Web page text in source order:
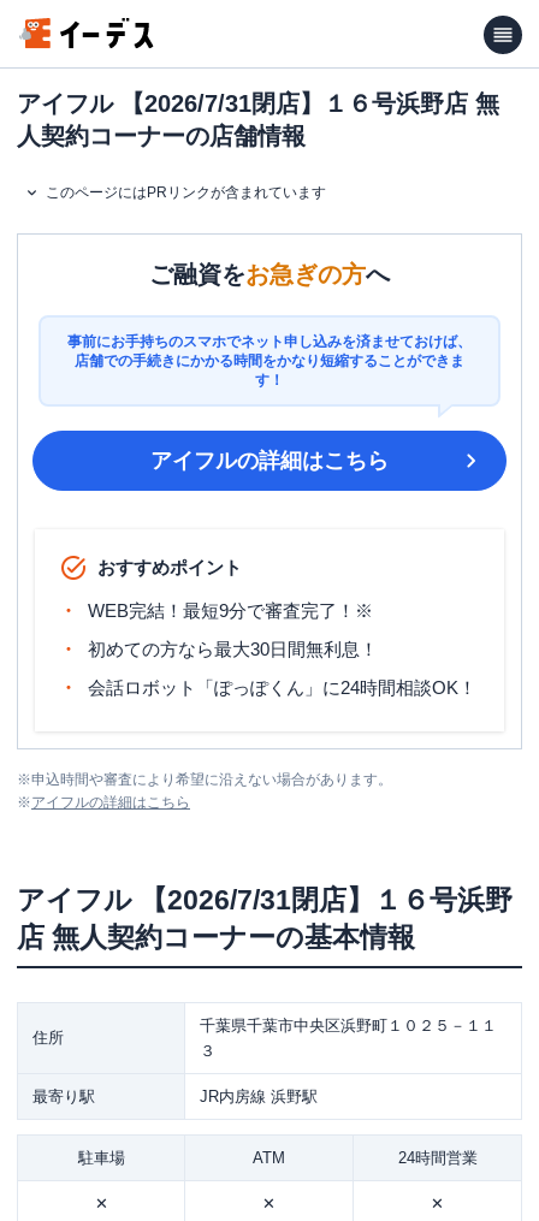
アイフル 【2026/7/31閉店】１６号浜野店 無
人契約コーナーの店舗情報
このページにはPRリンクが含まれています
ご融資をお急ぎの方へ
事前にお手持ちのスマホでネット申し込みを済ませておけば、
店舗での手続きにかかる時間をかなり短縮することができま
す！
アイフルの詳細はこちら
おすすめポイント
WEB完結！最短9分で審査完了！※
初めての方なら最大30日間無利息！
会話ロボット「ぽっぽくん」に24時間相談OK！
※申込時間や審査により希望に沿えない場合があります。
※アイフルの詳細はこちら
アイフル
【2026/7/31閉店】１６号浜野
店 無人契約コーナーの基本情報
住所
千葉県千葉市中央区浜野町１０２５－１１
３
最寄り駅 JR内房線 浜野駅
駐車場 ATM 24時間営業
✕ ✕ ✕